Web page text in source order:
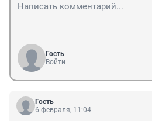
Гость
Войти
Гость
6 февраля, 11:04